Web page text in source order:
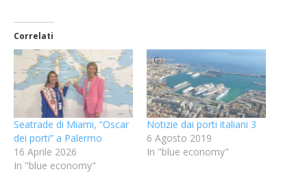
Correlati
Seatrade di Miami, “Oscar
dei porti” a Palermo
16 Aprile 2026
In "blue economy"
Notizie dai porti italiani 3
6 Agosto 2019
In "blue economy"